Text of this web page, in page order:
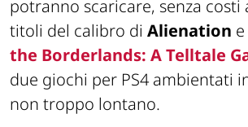
potranno scaricare, senza costi
titoli del calibro di Alienation e
the Borderlands: A Telltale
due giochi per PS4 ambientati
non troppo lontano.